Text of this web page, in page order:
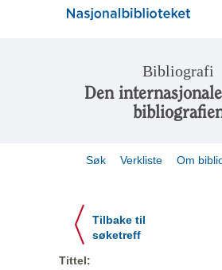
Bibliografi
Den
Søk Verkliste Om
Tilbake til
søketreff
Tittel: